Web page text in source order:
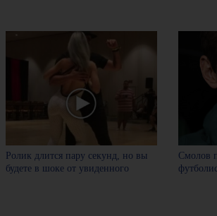
Ролик длится пару секунд, но вы
будете в шоке от увиденного
Смолов